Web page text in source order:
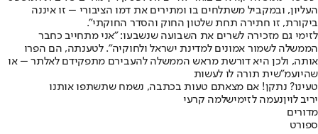
העליון, ובמקביל משתלחים בו ומתירים את דמו הציבורי – זו איננה
ביקורת, זו חתירה תחת שלטון החוק והסדר החוקתי".
לזימי גם מזכירה לשרים את השבועה שנשבעו: "אני מתחייב כחבר
הממשלה לשמור אמונים למדינת ישראל ולחוקיה". לטענתה, הם הפרו
אותה, ולכן היא דורשת מראש הממשלה להעבירם מתפקידם לאלתר – או
שהיועמ”שית תורה לו לעשות
טעינו? נתקן! אם מצאתם טעות בכתבה, נשמח שתשתפו אותנו
יריב לויןנעמה לזימישלמה קרעי
מדורים
ספורט